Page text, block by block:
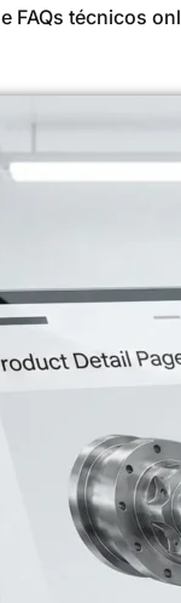
FAQs técnicos